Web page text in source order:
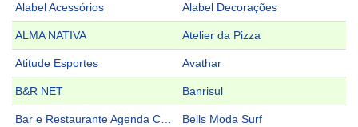
Alabel Acessórios Alabel Decorações
ALMA NATIVA Atelier da Pizza
Atitude Esportes Avathar
B&R NET Banrisul
Bar e Restaurante Agenda Cachaçaria Bells Moda Surf